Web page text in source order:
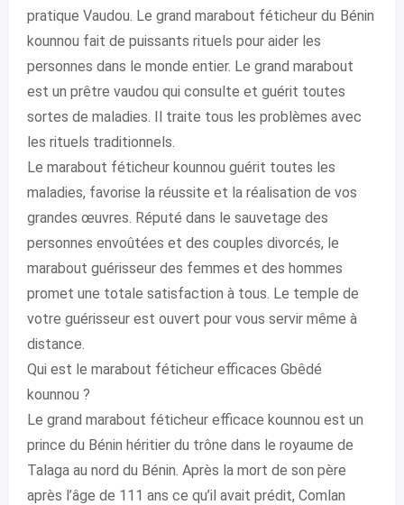
pratique Vaudou. Le grand marabout féticheur du Bénin
kounnou fait de puissants rituels pour aider les
personnes dans le monde entier. Le grand marabout
est un prêtre vaudou qui consulte et guérit toutes
sortes de maladies. Il traite tous les problèmes avec
les rituels traditionnels.
Le marabout féticheur kounnou guérit toutes les
maladies, favorise la réussite et la réalisation de vos
grandes œuvres. Réputé dans le sauvetage des
personnes envoûtées et des couples divorcés, le
marabout guérisseur des femmes et des hommes
promet une totale satisfaction à tous. Le temple de
votre guérisseur est ouvert pour vous servir même à
distance.
Qui est le marabout féticheur efficaces Gbêdé
kounnou ?
Le grand marabout féticheur efficace kounnou est un
prince du Bénin héritier du trône dans le royaume de
Talaga au nord du Bénin. Après la mort de son père
après l’âge de 111 ans ce qu’il avait prédit, Comlan